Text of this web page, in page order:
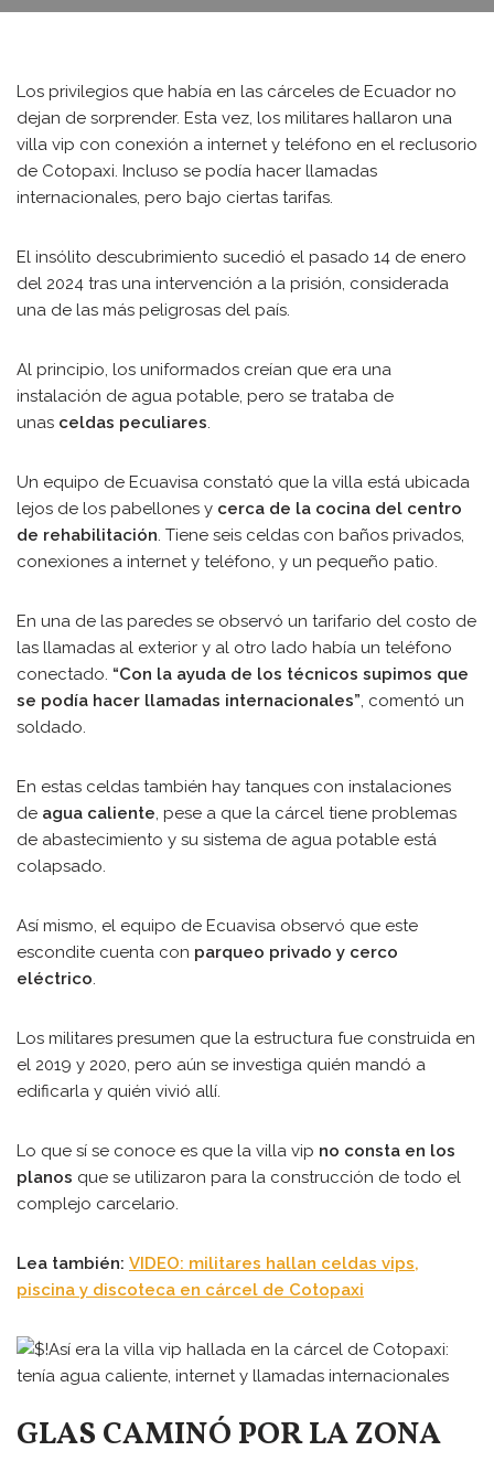
Los privilegios que había en las cárceles de Ecuador no
dejan de sorprender. Esta vez, los militares hallaron una
villa vip con conexión a internet y teléfono en el reclusorio
de Cotopaxi. Incluso se podía hacer llamadas
internacionales, pero bajo ciertas tarifas.
El insólito descubrimiento sucedió el pasado 14 de enero
del 2024 tras una intervención a la prisión, considerada
una de las más peligrosas del país.
Al principio, los uniformados creían que era una
instalación de agua potable, pero se trataba de
unas celdas peculiares.
Un equipo de Ecuavisa constató que la villa está ubicada
lejos de los pabellones y cerca de la cocina del centro
de rehabilitación. Tiene seis celdas con baños privados,
conexiones a internet y teléfono, y un pequeño patio.
En una de las paredes se observó un tarifario del costo de
las llamadas al exterior y al otro lado había un teléfono
conectado. “Con la ayuda de los técnicos supimos que
se podía hacer llamadas internacionales”, comentó un
soldado.
En estas celdas también hay tanques con instalaciones
de agua caliente, pese a que la cárcel tiene problemas
de abastecimiento y su sistema de agua potable está
colapsado.
Así mismo, el equipo de Ecuavisa observó que este
escondite cuenta con parqueo privado y cerco
eléctrico.
Los militares presumen que la estructura fue construida en
el 2019 y 2020, pero aún se investiga quién mandó a
edificarla y quién vivió allí.
Lo que sí se conoce es que la villa vip no consta en los
planos que se utilizaron para la construcción de todo el
complejo carcelario.
Lea también: VIDEO: militares hallan celdas vips,
piscina y discoteca en cárcel de Cotopaxi
GLAS CAMINÓ POR LA ZONA